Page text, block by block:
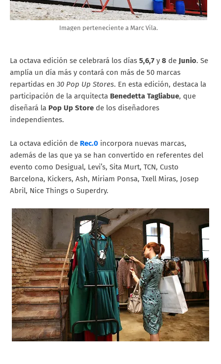
Imagen perteneciente a Marc Vila.
La octava edición se celebrará los días 5,6,7 y 8 de Junio. Se
amplía un día más y contará con más de 50 marcas
repartidas en 30 Pop Up Stores. En esta edición, destaca la
participación de la arquitecta Benedetta Tagliabue, que
diseñará la Pop Up Store de los diseñadores
independientes.
La octava edición de Rec.0 incorpora nuevas marcas,
además de las que ya se han convertido en referentes del
evento como Desigual, Levi’s, Sita Murt, TCN, Custo
Barcelona, Kickers, Ash, Miriam Ponsa, Txell Miras, Josep
Abril, Nice Things o Superdry.